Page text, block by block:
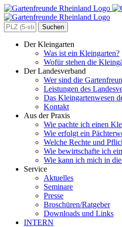
Zum
Inhalt
springen
Search
for:
Der Kleingarten
Was ist ein Kleingarten?
Wofür stehen die
Der Landesverband
Wer sind die
Leistungen des
Das Kleingartenwesen
Kontakt
Aus der Praxis
Wie pachte ich einen
Wie erfolgt ein
Welche Rechte und
Wie bewirtschafte ich
Wie kann ich mich in
Service
Aktuelles
Seminare
Presse
Broschüren/Ratgeber
Downloads und Links
INTERN